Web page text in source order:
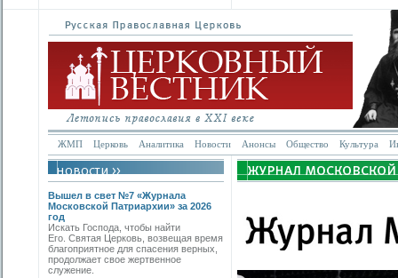
ЖМП Церковь Аналитика Новости Анонсы Общество Культура
Вышел в свет №7 «Журнала
Московской Патриархии» за 2026
год
Искать Господа, чтобы найти
Его. Святая Церковь, возвещая время
благоприятное для спасения верных,
продолжает свое жертвенное
служение.